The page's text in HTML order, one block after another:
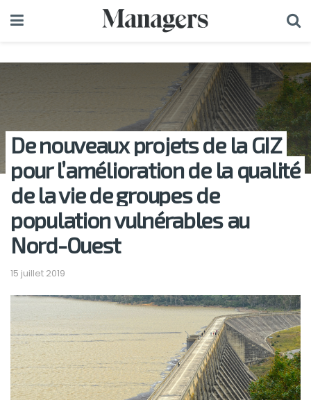
De nouveaux projets de la GIZ
pour l’amélioration de la qualité
de la vie de groupes de
population vulnérables au
Nord-Ouest
15 juillet 2019